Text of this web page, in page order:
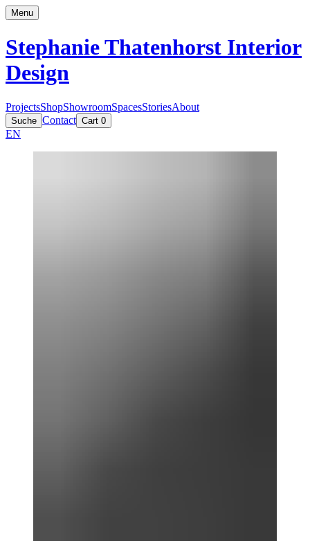
Menu
Stephanie Thatenhorst Interior
Design
ProjectsShopShowroomSpacesStoriesAbout
Suche Contact Cart 0
EN